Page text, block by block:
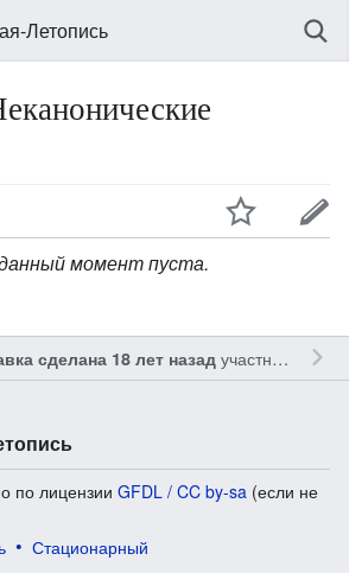
Летопись
момент пуста.
сделана 18 лет назадучастником Gleb
по лицензии GFDL / CC by-sa (если не
Стационарный